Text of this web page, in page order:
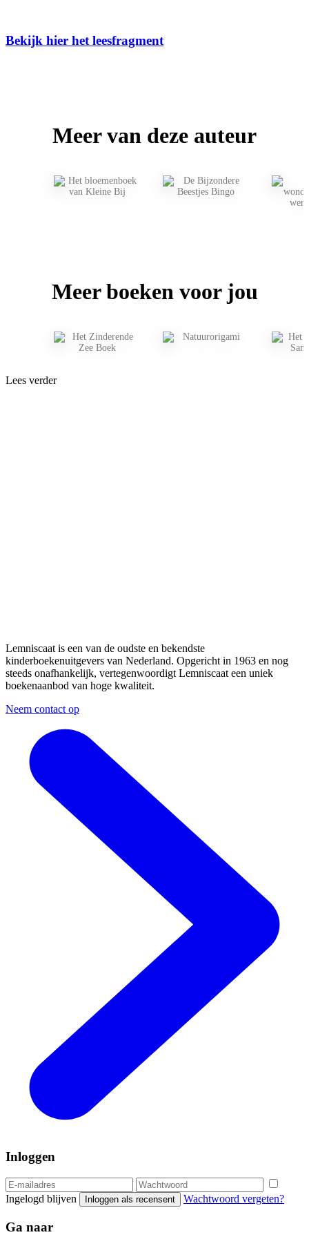
Bekijk hier het leesfragment
Meer van deze auteur
Meer boeken voor jou
Lees verder
Lemniscaat is een van de oudste en bekendste
kinderboekenuitgevers van Nederland. Opgericht in 1963 en nog
steeds onafhankelijk, vertegenwoordigt Lemniscaat een uniek
boekenaanbod van hoge kwaliteit.
Neem contact op
Inloggen
Ingelogd blijven Inloggen als recensent Wachtwoord vergeten?
Ga naar